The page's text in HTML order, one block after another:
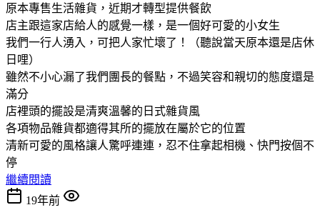
原本專售生活雜貨，近期才轉型提供餐飲
店主跟這家店給人的感覺一樣，是一個好可愛的小女生
我們一行人湧入，可把人家忙壞了！（聽說當天原本還是店休
日哩）
雖然不小心漏了我們團長的餐點，不過笑容和親切的態度還是
滿分
店裡頭的擺設是清爽溫馨的日式雜貨風
各項物品雜貨都適得其所的擺放在屬於它的位置
清新可愛的風格讓人驚呼連連，忍不住拿起相機、快門按個不
停
繼續閱讀
19年前